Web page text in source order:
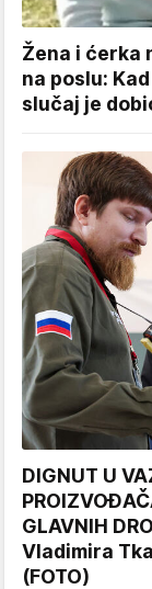
Žena i ćerka
na poslu:
slučaj je
DIGNUT U
GLAVNIH
Vladimira
(FOTO)